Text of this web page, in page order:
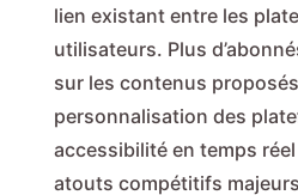
lien existant entre les
utilisateurs. Plus
sur les contenus
personnalisation des
accessibilité en temps
atouts compétitifs